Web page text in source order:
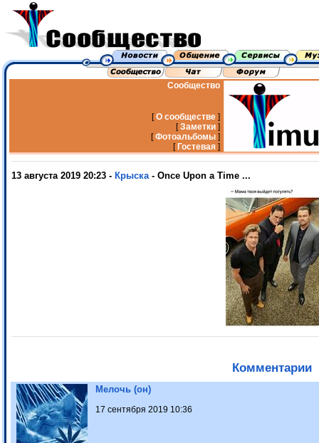
Сообщество
[О сообществе ]
[Заметки ]
[Фотоальбомы ]
[ Гостевая ]
13 августа 2019 20:23 - Крыска- Once Upon a Time ...
Комментарии
Мелочь (он)
17 сентября 2019 10:36